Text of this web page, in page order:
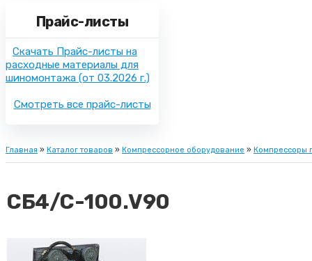
Прайс-листы
Скачать Прайс-листы на
расходные материалы для
шиномонтажа (от 03.2026 г.)
Смотреть все прайс-листы
Главная » Каталог товаров » Компрессорное оборудование » Компрессоры
СБ4/С-100.V90